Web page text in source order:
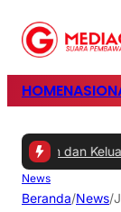
HOME
dan Keluarga
News
Beranda/News/